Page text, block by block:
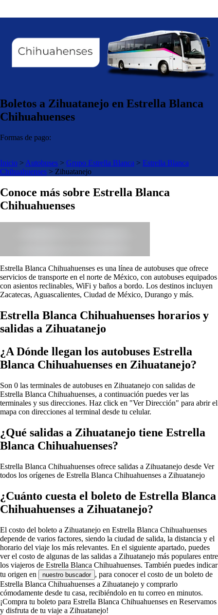
Boletos a Zihuatanejo en Estrella Blanca
Chihuahuenses
Formas de pago:
Inicio > Autobuses > Grupo Estrella Blanca > Estrella Blanca
Chihuahuenses > Zihuatanejo
Conoce más sobre Estrella Blanca
Chihuahuenses
Estrella Blanca Chihuahuenses es una línea de autobuses que ofrece
servicios de transporte en el norte de México, con autobuses equipados
con asientos reclinables, WiFi y baños a bordo. Los destinos incluyen
Zacatecas, Aguascalientes, Ciudad de México, Durango y más.
Estrella Blanca Chihuahuenses horarios y
salidas a Zihuatanejo
¿A Dónde llegan los autobuses Estrella
Blanca Chihuahuenses en Zihuatanejo?
Son 0 las terminales de autobuses en Zihuatanejo con salidas de
Estrella Blanca Chihuahuenses, a continuación puedes ver las
terminales y sus direcciones. Haz click en "Ver Dirección" para abrir el
mapa con direcciones al terminal desde tu celular.
¿Qué salidas a Zihuatanejo tiene Estrella
Blanca Chihuahuenses?
Estrella Blanca Chihuahuenses ofrece salidas a Zihuatanejo desde Ver
todos los orígenes de Estrella Blanca Chihuahuenses a Zihuatanejo
¿Cuánto cuesta el boleto de Estrella Blanca
Chihuahuenses a Zihuatanejo?
El costo del boleto a Zihuatanejo en Estrella Blanca Chihuahuenses
depende de varios factores, siendo la ciudad de salida, la distancia y el
horario del viaje los más relevantes. En el siguiente apartado, puedes
ver el costo de algunas de las salidas a Zihuatanejo más populares entre
los viajeros de Estrella Blanca Chihuahuenses. También puedes indicar
tu origen en
nuestro buscador , para conocer el costo de un boleto de
Estrella Blanca Chihuahuenses a Zihuatanejo y comprarlo
cómodamente desde tu casa, recibiéndolo en tu correo en minutos.
¡Compra tu boleto para Estrella Blanca Chihuahuenses en Reservamos
y disfruta de tu viaje a Zihuatanejo!